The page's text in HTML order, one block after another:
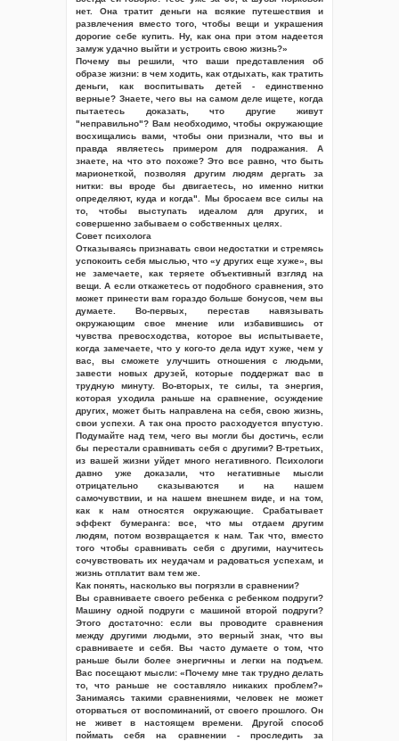
нет. Она тратит деньги на всякие путешествия и
развлечения вместо того, чтобы вещи и украшения
дорогие себе купить. Ну, как она при этом надеется
замуж удачно выйти и устроить свою жизнь?»
Почему вы решили, что ваши представления об
образе жизни: в чем ходить, как отдыхать, как тратить
деньги, как воспитывать детей - единственно
верные? Знаете, чего вы на самом деле ищете, когда
пытаетесь доказать, что другие живут
"неправильно"? Вам необходимо, чтобы окружающие
восхищались вами, чтобы они признали, что вы и
правда являетесь примером для подражания. А
знаете, на что это похоже? Это все равно, что быть
марионеткой, позволяя другим людям дергать за
нитки: вы вроде бы двигаетесь, но именно нитки
определяют, куда и когда". Мы бросаем все силы на
то, чтобы выступать идеалом для других, и
совершенно забываем о собственных целях.
Совет психолога
Отказываясь признавать свои недостатки и стремясь
успокоить себя мыслью, что «у других еще хуже», вы
не замечаете, как теряете объективный взгляд на
вещи. А если откажетесь от подобного сравнения, это
может принести вам гораздо больше бонусов, чем вы
думаете. Во-первых, перестав навязывать
окружающим свое мнение или избавившись от
чувства превосходства, которое вы испытываете,
когда замечаете, что у кого-то дела идут хуже, чем у
вас, вы сможете улучшить отношения с людьми,
завести новых друзей, которые поддержат вас в
трудную минуту. Во-вторых, те силы, та энергия,
которая уходила раньше на сравнение, осуждение
других, может быть направлена на себя, свою жизнь,
свои успехи. А так она просто расходуется впустую.
Подумайте над тем, чего вы могли бы достичь, если
бы перестали сравнивать себя с другими? В-третьих,
из вашей жизни уйдет много негативного. Психологи
давно уже доказали, что негативные мысли
отрицательно сказываются и на нашем
самочувствии, и на нашем внешнем виде, и на том,
как к нам относятся окружающие. Срабатывает
эффект бумеранга: все, что мы отдаем другим
людям, потом возвращается к нам. Так что, вместо
того чтобы сравнивать себя с другими, научитесь
сочувствовать их неудачам и радоваться успехам, и
жизнь отплатит вам тем же.
Как понять, насколько вы погрязли в сравнении?
Вы сравниваете своего ребенка с ребенком подруги?
Машину одной подруги с машиной второй подруги?
Этого достаточно: если вы проводите сравнения
между другими людьми, это верный знак, что вы
сравниваете и себя. Вы часто думаете о том, что
раньше были более энергичны и легки на подъем.
Вас посещают мысли: «Почему мне так трудно делать
то, что раньше не составляло никаких проблем?»
Занимаясь такими сравнениями, человек не может
оторваться от воспоминаний, от своего прошлого. Он
не живет в настоящем времени. Другой способ
поймать себя на сравнении - проследить за